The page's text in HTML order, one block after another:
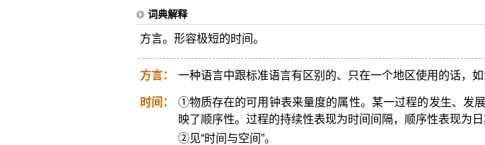
词典解释
方言。形容极短的时间。
方言： 一种语言中跟标准语言有区别的、只在一个地区使用的话，如
时间：
①物质存在的可用钟表来量度的属性。某一过程的发生、发
映了顺序性。过程的持续性表现为时间间隔，顺序性表现为日
②见“时间与空间”。